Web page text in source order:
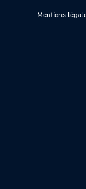
Mentions